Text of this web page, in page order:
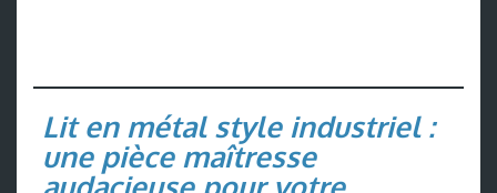
Lit en métal style industriel :
une pièce maîtresse
audacieuse pour votre